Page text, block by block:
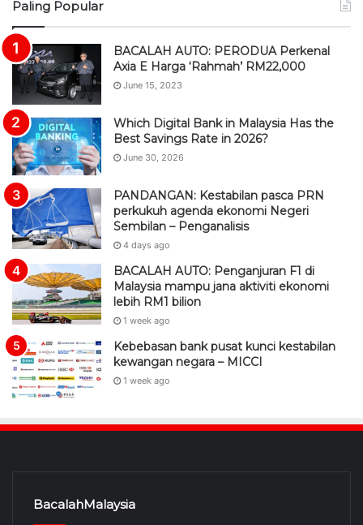
Paling Popular
BACALAH AUTO: PERODUA Perkenal
Axia E Harga ‘Rahmah’ RM22,000
June 15, 2023
Which Digital Bank in Malaysia Has the
Best Savings Rate in 2026?
June 30, 2026
PANDANGAN: Kestabilan pasca PRN
perkukuh agenda ekonomi Negeri
Sembilan – Penganalisis
4 days ago
BACALAH AUTO: Penganjuran F1 di
Malaysia mampu jana aktiviti ekonomi
lebih RM1 bilion
1 week ago
Kebebasan bank pusat kunci kestabilan
kewangan negara – MICCI
1 week ago
BacalahMalaysia